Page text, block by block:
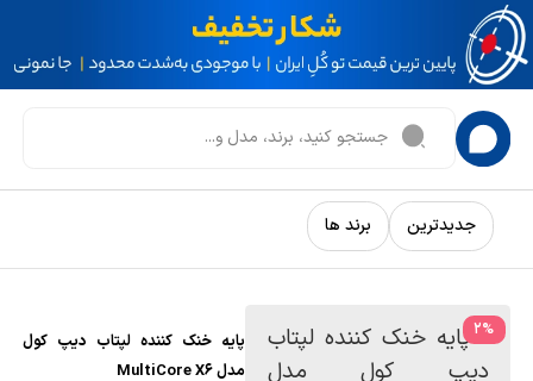
جدیدترین برند ها
%
2
پایه خنک کننده لپتاب دیپ کول
مدل MultiCore X6